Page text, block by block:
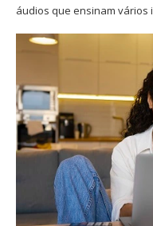
áudios que ensinam vários